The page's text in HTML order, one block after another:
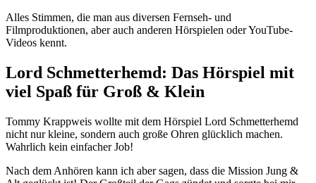
Alles Stimmen, die man aus diversen Fernseh- und
Filmproduktionen, aber auch anderen Hörspielen oder YouTube-
Videos kennt.
Lord Schmetterhemd: Das Hörspiel mit
viel Spaß für Groß & Klein
Tommy Krappweis wollte mit dem Hörspiel Lord Schmetterhemd
nicht nur kleine, sondern auch große Ohren glücklich machen.
Wahrlich kein einfacher Job!
Nach dem Anhören kann ich aber sagen, dass die Mission Jung &